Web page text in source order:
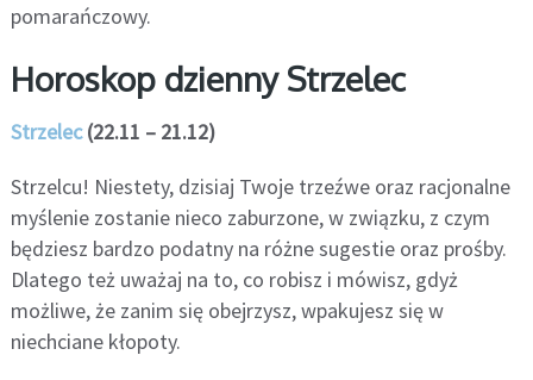
pomarańczowy.
Horoskop dzienny Strzelec
Strzelec(22.11 – 21.12)
Strzelcu! Niestety, dzisiaj Twoje trzeźwe oraz racjonalne
myślenie zostanie nieco zaburzone, w związku, z czym
będziesz bardzo podatny na różne sugestie oraz prośby.
Dlatego też uważaj na to, co robisz i mówisz, gdyż
możliwe, że zanim się obejrzysz, wpakujesz się w
niechciane kłopoty.